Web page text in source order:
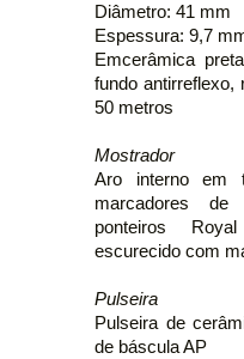
Diâmetro: 41 mm
Espessura: 9,7
Emcerâmica
fundo antirreflexo,
50 metros
Mostrador
Aro interno em
marcadores
ponteiros
escurecido com
Pulseira
Pulseira de
de báscula AP